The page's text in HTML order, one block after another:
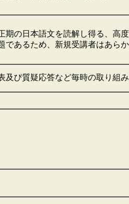
期の日本語文を読解し得る、高
であるため、新規受講者はあら
及び質疑応答など毎時の取り組